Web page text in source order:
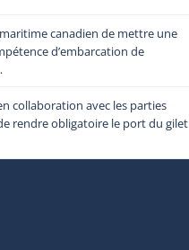
canadien de mettre une
d’embarcation de
collaboration avec les parties
rendre obligatoire le port du gilet